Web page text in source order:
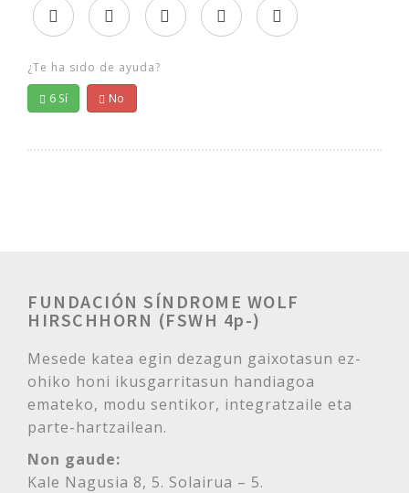
¿Te ha sido de ayuda?
6 Sí No
FUNDACIÓN SÍNDROME WOLF
HIRSCHHORN (FSWH 4p-)
Mesede katea egin dezagun gaixotasun ez-
ohiko honi ikusgarritasun handiagoa
emateko, modu sentikor, integratzaile eta
parte-hartzailean.
Non gaude:
Kale Nagusia 8, 5. Solairua – 5.